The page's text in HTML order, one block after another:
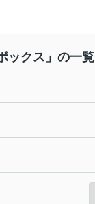
ックス」の一覧